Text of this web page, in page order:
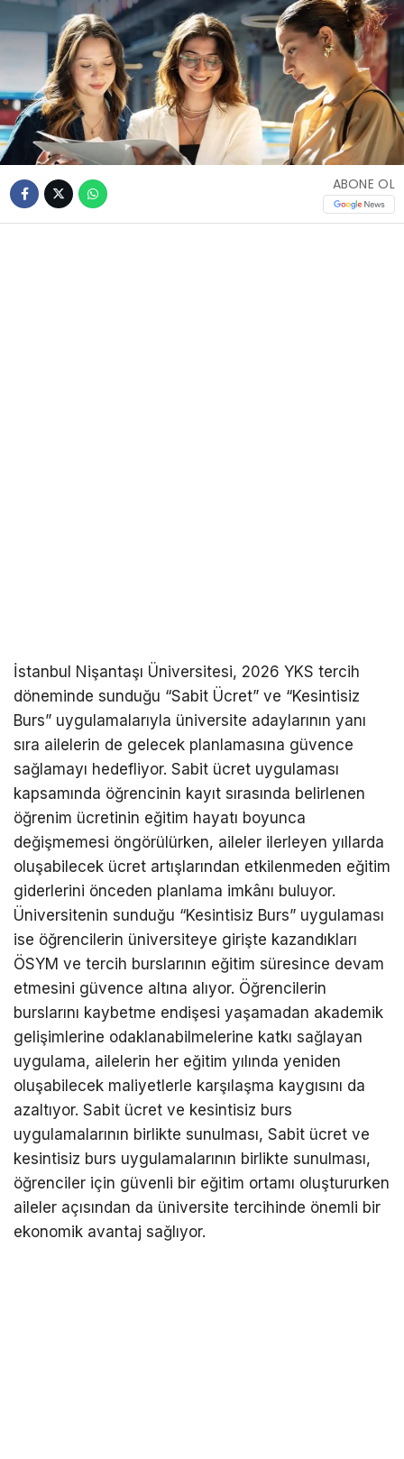
ABONE OL
İstanbul Nişantaşı Üniversitesi, 2026 YKS tercih
döneminde sunduğu “Sabit Ücret” ve “Kesintisiz
Burs” uygulamalarıyla üniversite adaylarının yanı
sıra ailelerin de gelecek planlamasına güvence
sağlamayı hedefliyor. Sabit ücret uygulaması
kapsamında öğrencinin kayıt sırasında belirlenen
öğrenim ücretinin eğitim hayatı boyunca
değişmemesi öngörülürken, aileler ilerleyen yıllarda
oluşabilecek ücret artışlarından etkilenmeden eğitim
giderlerini önceden planlama imkânı buluyor.
Üniversitenin sunduğu “Kesintisiz Burs” uygulaması
ise öğrencilerin üniversiteye girişte kazandıkları
ÖSYM ve tercih burslarının eğitim süresince devam
etmesini güvence altına alıyor. Öğrencilerin
burslarını kaybetme endişesi yaşamadan akademik
gelişimlerine odaklanabilmelerine katkı sağlayan
uygulama, ailelerin her eğitim yılında yeniden
oluşabilecek maliyetlerle karşılaşma kaygısını da
azaltıyor. Sabit ücret ve kesintisiz burs
uygulamalarının birlikte sunulması, Sabit ücret ve
kesintisiz burs uygulamalarının birlikte sunulması,
öğrenciler için güvenli bir eğitim ortamı oluştururken
aileler açısından da üniversite tercihinde önemli bir
ekonomik avantaj sağlıyor.